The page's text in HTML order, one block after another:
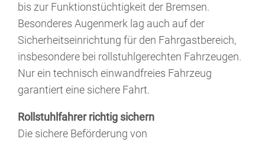
bis zur Funktionstüchtigkeit der Bremsen.
Besonderes Augenmerk lag auch auf der
Sicherheitseinrichtung für den Fahrgastbereich,
insbesondere bei rollstuhlgerechten Fahrzeugen.
Nur ein technisch einwandfreies Fahrzeug
garantiert eine sichere Fahrt.
Rollstuhlfahrer richtig sichern
Die sichere Beförderung von